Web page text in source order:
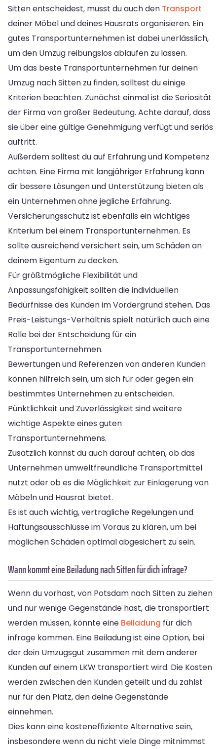
Sitten entscheidest, musst du auch den Transport
deiner Möbel und deines Hausrats organisieren. Ein
gutes Transportunternehmen ist dabei unerlässlich,
um den Umzug reibungslos ablaufen zu lassen.
Um das beste Transportunternehmen für deinen
Umzug nach Sitten zu finden, solltest du einige
Kriterien beachten. Zunächst einmal ist die Seriosität
der Firma von großer Bedeutung. Achte darauf, dass
sie über eine gültige Genehmigung verfügt und seriös
auftritt.
Außerdem solltest du auf Erfahrung und Kompetenz
achten. Eine Firma mit langjähriger Erfahrung kann
dir bessere Lösungen und Unterstützung bieten als
ein Unternehmen ohne jegliche Erfahrung.
Versicherungsschutz ist ebenfalls ein wichtiges
Kriterium bei einem Transportunternehmen. Es
sollte ausreichend versichert sein, um Schäden an
deinem Eigentum zu decken.
Für größtmögliche Flexibilität und
Anpassungsfähigkeit sollten die individuellen
Bedürfnisse des Kunden im Vordergrund stehen. Das
Preis-Leistungs-Verhältnis spielt natürlich auch eine
Rolle bei der Entscheidung für ein
Transportunternehmen.
Bewertungen und Referenzen von anderen Kunden
können hilfreich sein, um sich für oder gegen ein
bestimmtes Unternehmen zu entscheiden.
Pünktlichkeit und Zuverlässigkeit sind weitere
wichtige Aspekte eines guten
Transportunternehmens.
Zusätzlich kannst du auch darauf achten, ob das
Unternehmen umweltfreundliche Transportmittel
nutzt oder ob es die Möglichkeit zur Einlagerung von
Möbeln und Hausrat bietet.
Es ist auch wichtig, vertragliche Regelungen und
Haftungsausschlüsse im Voraus zu klären, um bei
möglichen Schäden optimal abgesichert zu sein.
Wann kommt eine Beiladung nach Sitten für dich infrage?
Wenn du vorhast, von Potsdam nach Sitten zu ziehen
und nur wenige Gegenstände hast, die transportiert
werden müssen, könnte eine Beiladung für dich
infrage kommen. Eine Beiladung ist eine Option, bei
der dein Umzugsgut zusammen mit dem anderer
Kunden auf einem LKW transportiert wird. Die Kosten
werden zwischen den Kunden geteilt und du zahlst
nur für den Platz, den deine Gegenstände
einnehmen.
Dies kann eine kosteneffiziente Alternative sein,
insbesondere wenn du nicht viele Dinge mitnimmst